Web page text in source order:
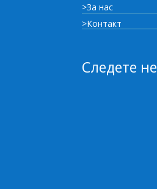
>За нас
>Контакт
Следете не